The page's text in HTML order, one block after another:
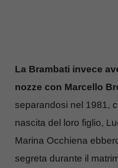
La Brambati invece
nozze con Marcello
separandosi nel 1981,
nascita del loro figlio,
Marina Occhiena
segreta durante il